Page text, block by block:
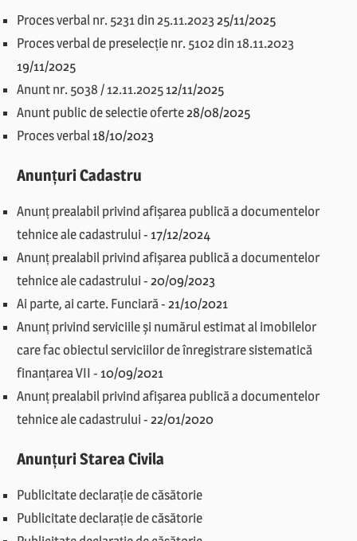
Proces verbal nr. 5231 din 25.11.2023 25/11/2025
Proces verbal de preselecție nr. 5102 din 18.11.2023
19/11/2025
Anunt nr. 5038 / 12.11.2025 12/11/2025
Anunt public de selectie oferte28/08/2025
Proces verbal 18/10/2023
Anunțuri Cadastru
Anunț prealabil privind afișarea publică a documentelor
tehnice ale cadastrului- 17/12/2024
Anunț prealabil privind afișarea publică a documentelor
tehnice ale cadastrului-20/09/2023
Ai parte, ai carte. Funciară -21/10/2021
Anunț privind serviciile și numărul estimat al imobilelor
care fac obiectul serviciilor de înregistrare sistematică
finanțarea VII - 10/09/2021
Anunț prealabil privind afișarea publică a documentelor
tehnice ale cadastrului-22/01/2020
Anunțuri Starea Civila
Publicitate declarație de căsătorie
Publicitate declarație de căsătorie